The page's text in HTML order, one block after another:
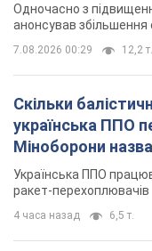
Одночасно з
анонсував збільшення
7.08.2026 00:29 12,2 т.
Скільки
українська ППО
Міноборони
Українська ППО
ракет-перехоплювачів
4 часа назад 6,5 т.